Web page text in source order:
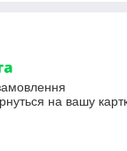
на вашу